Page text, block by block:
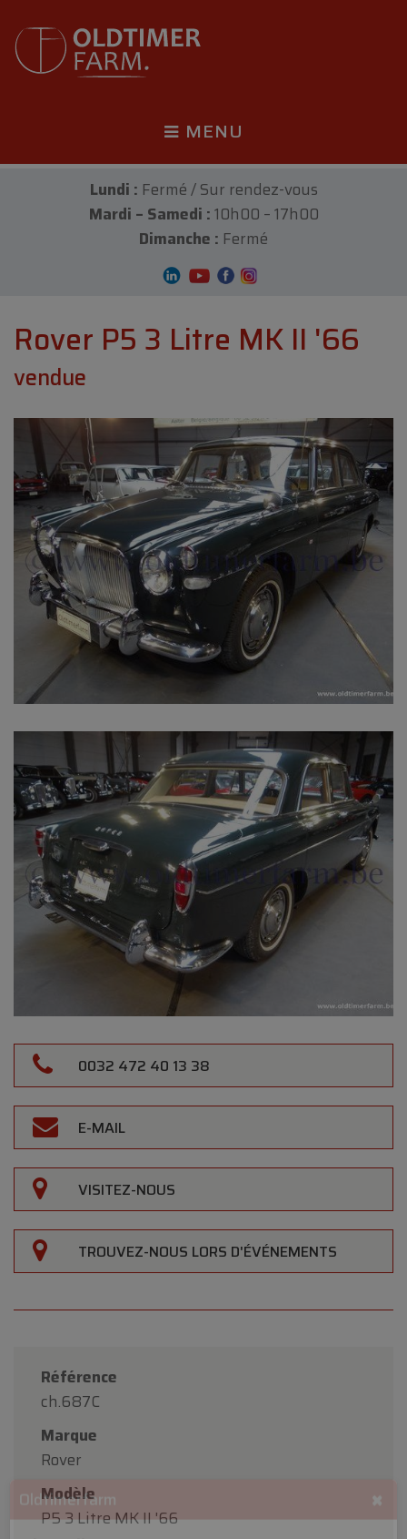
MENU
Lundi : Fermé / Sur rendez-vous
Mardi – Samedi :10h00 – 17h00
Dimanche : Fermé
Rover P5 3 Litre MK II '66
vendue
0032 472 40 13 38
E-MAIL
VISITEZ-NOUS
TROUVEZ-NOUS LORS D'ÉVÉNEMENTS
Référence
ch.687C
Marque
Rover
Modèle
P5 3 Litre MK II '66